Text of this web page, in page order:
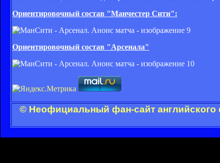
Ориентировочный состав "Манчестер Сити":
Ориентировочный состав "Арсенала"
© Неофициальный фан-сайт английского